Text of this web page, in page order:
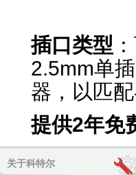
插口类型
2.5mm单
器，以匹
提供2年免
关于科特尔